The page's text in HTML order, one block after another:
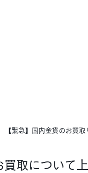
【緊急】国内金貨のお買取
買取について